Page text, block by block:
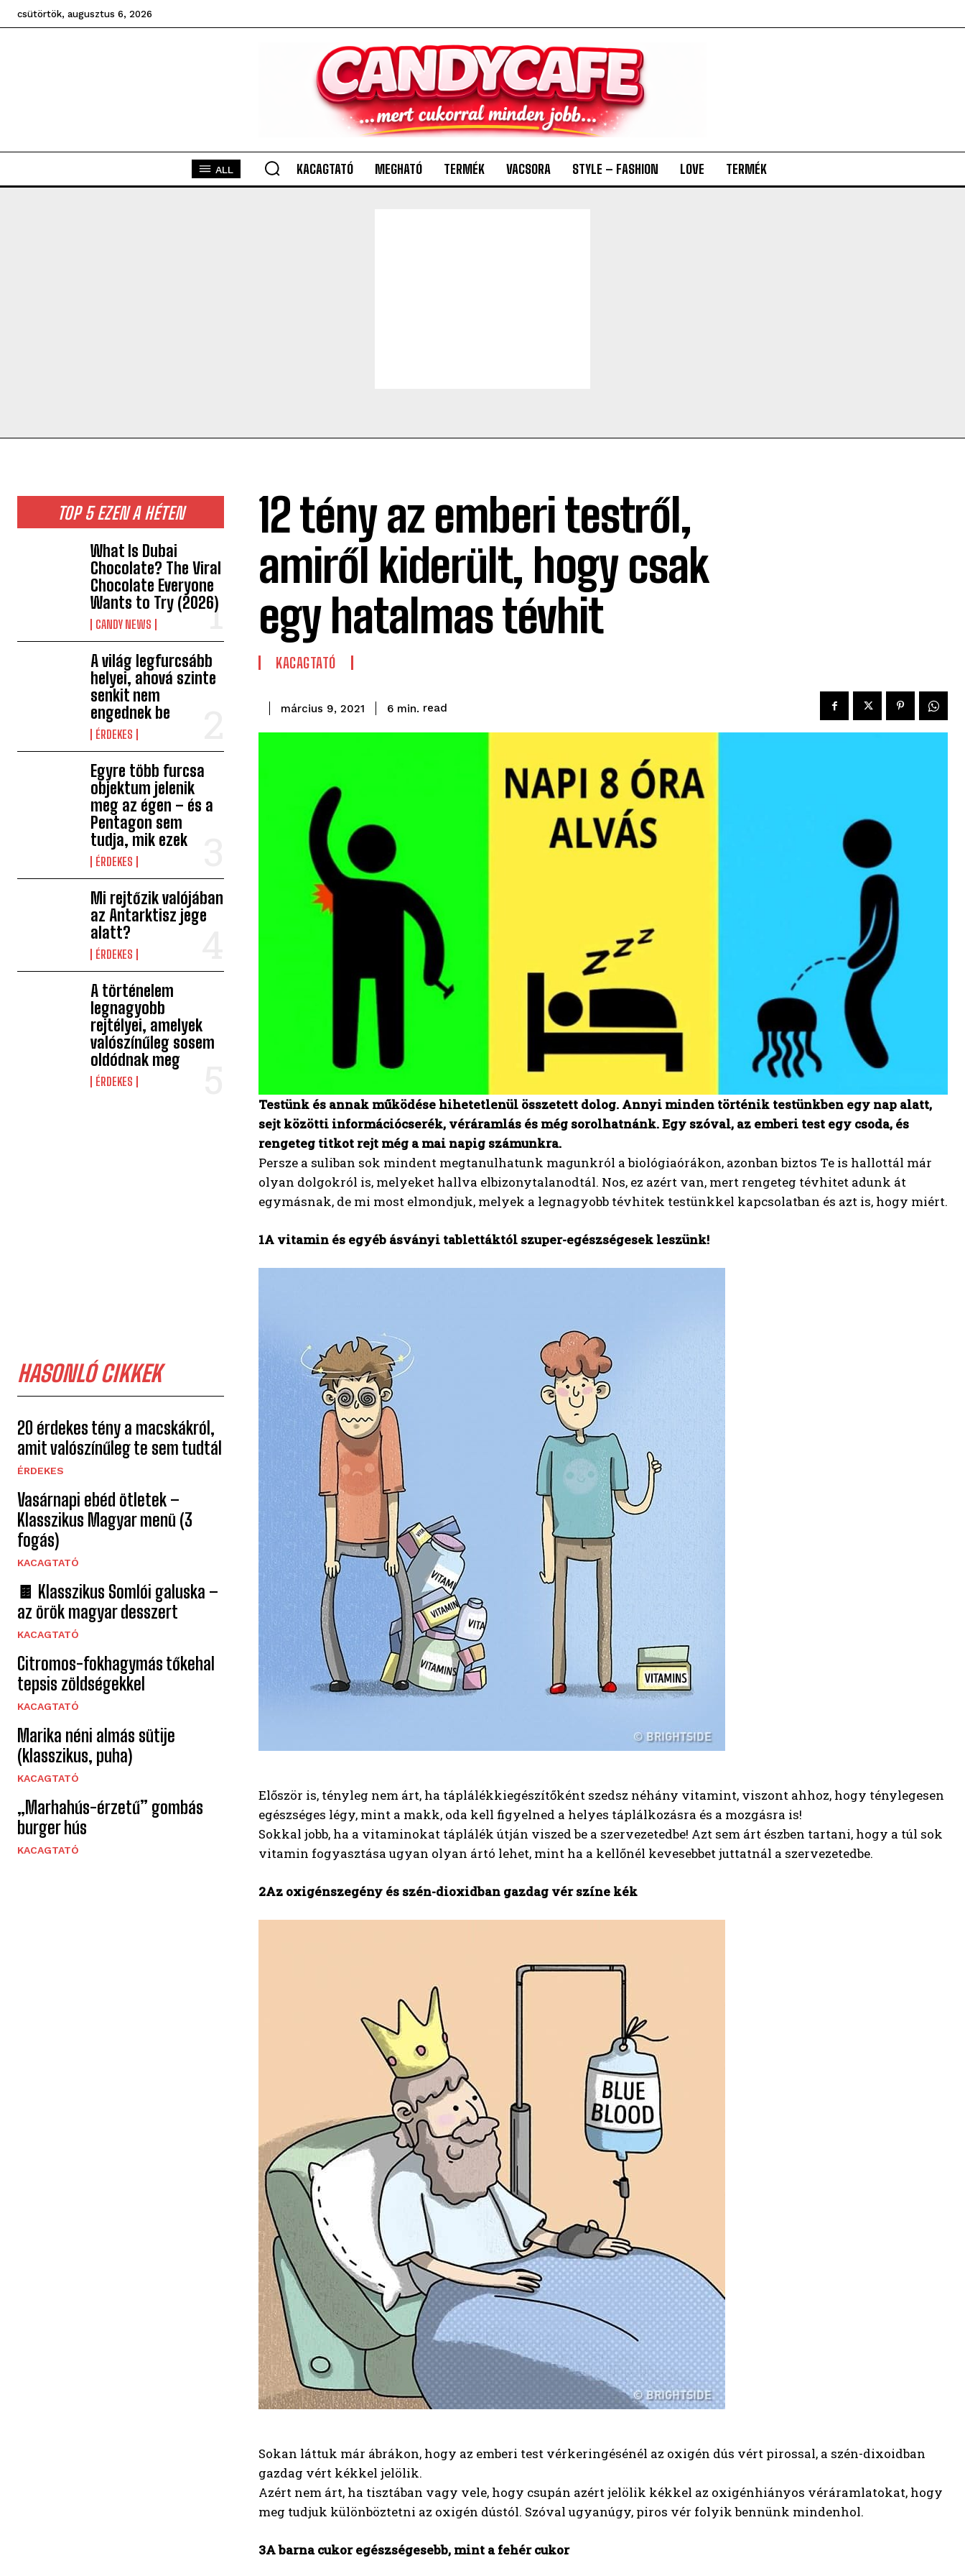
csütörtök, augusztus 6, 2026
ALL KACAGTATÓ MEGHATÓ TERMÉK VACSORA STYLE – FASHION LOVE TERMÉK
TOP 5 EZEN A HÉTEN
What Is Dubai
Chocolate? The Viral
Chocolate Everyone
Wants to Try (2026)
CANDY NEWS
A világ legfurcsább
helyei, ahová szinte
senkit nem
engednek be
ÉRDEKES
Egyre több furcsa
objektum jelenik
meg az égen – és a
Pentagon sem
tudja, mik ezek
ÉRDEKES
Mi rejtőzik valójában
az Antarktisz jege
alatt?
ÉRDEKES
A történelem
legnagyobb
rejtélyei, amelyek
valószínűleg sosem
oldódnak meg
ÉRDEKES
HASONLÓ CIKKEK
20 érdekes tény a macskákról,
amit valószínűleg te sem tudtál
ÉRDEKES
Vasárnapi ebéd ötletek –
Klasszikus Magyar menü (3
fogás)
KACAGTATÓ
🍫 Klasszikus Somlói galuska –
az örök magyar desszert
KACAGTATÓ
Citromos-fokhagymás tőkehal
tepsis zöldségekkel
KACAGTATÓ
Marika néni almás sütije
(klasszikus, puha)
KACAGTATÓ
„Marhahús-érzetű” gombás
burger hús
KACAGTATÓ
12 tény az emberi testről,
amiről kiderült, hogy csak
egy hatalmas tévhit
KACAGTATÓ
március 9, 2021 6 min. read
Testünk és annak működése hihetetlenül összetett dolog. Annyi minden történik testünkben egy nap alatt,
sejt közötti információcserék, véráramlás és még sorolhatnánk. Egy szóval, az emberi test egy csoda, és
rengeteg titkot rejt még a mai napig számunkra.
Persze a suliban sok mindent megtanulhatunk magunkról a biológiaórákon, azonban biztos Te is hallottál már
olyan dolgokról is, melyeket hallva elbizonytalanodtál. Nos, ez azért van, mert rengeteg tévhitet adunk át
egymásnak, de mi most elmondjuk, melyek a legnagyobb tévhitek testünkkel kapcsolatban és azt is, hogy miért.
1A vitamin és egyéb ásványi tablettáktól szuper-egészségesek leszünk!
Először is, tényleg nem árt, ha táplálékkiegészítőként szedsz néhány vitamint, viszont ahhoz, hogy ténylegesen
egészséges légy, mint a makk, oda kell figyelned a helyes táplálkozásra és a mozgásra is!
Sokkal jobb, ha a vitaminokat táplálék útján viszed be a szervezetedbe! Azt sem árt észben tartani, hogy a túl sok
vitamin fogyasztása ugyan olyan ártó lehet, mint ha a kellőnél kevesebbet juttatnál a szervezetedbe.
2Az oxigénszegény és szén-dioxidban gazdag vér színe kék
Sokan láttuk már ábrákon, hogy az emberi test vérkeringésénél az oxigén dús vért pirossal, a szén-dixoidban
gazdag vért kékkel jelölik.
Azért nem árt, ha tisztában vagy vele, hogy csupán azért jelölik kékkel az oxigénhiányos véráramlatokat, hogy
meg tudjuk különböztetni az oxigén dústól. Szóval ugyanúgy, piros vér folyik bennünk mindenhol.
3A barna cukor egészségesebb, mint a fehér cukor